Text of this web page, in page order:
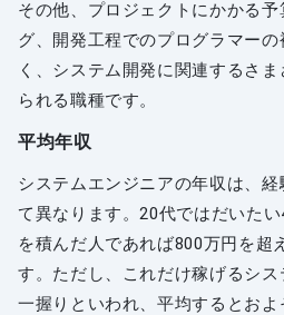
その他、プロジェクトにかかる
グ、開発工程でのプログラマー
く、システム開発に関連するさ
られる職種です。
平均年収
システムエンジニアの年収は、
て異なります。20代ではだいた
を積んだ人であれば800万円を超
す。ただし、これだけ稼げるシ
一握りといわれ、平均するとお